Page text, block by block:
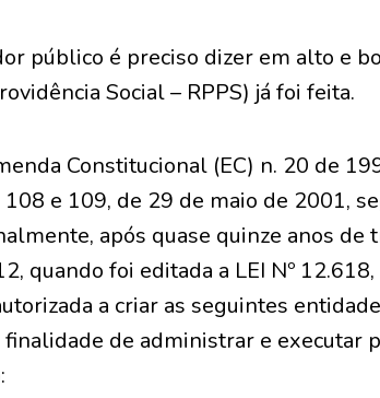
público é preciso dizer em alto e
Social – RPPS) já foi feita.
Constitucional (EC) n. 20 de
e 109, de 29 de maio de 2001,
após quase quinze anos de
quando foi editada a LEI Nº
a criar as seguintes
de administrar e executar